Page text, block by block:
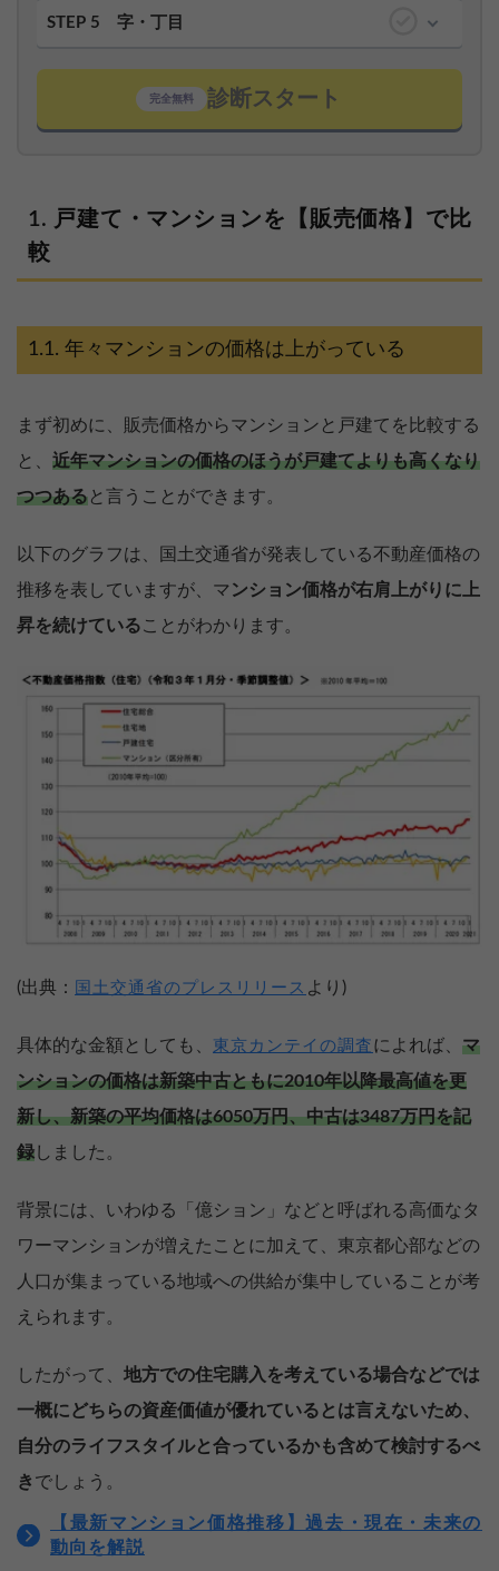
STEP 5 字・丁目
完全無料 診断スタート
戸建て・マンションを【販売価格】で比
較
年々マンションの価格は上がっている
まず初めに、販売価格からマンションと戸建てを比較する
と、 近年マンションの価格のほうが戸建てよりも高くなり
つつあると言うことができます。
以下のグラフは、国土交通省が発表している不動産価格の
推移を表していますが、マンション価格が右肩上がりに上
昇を続けていることがわかります。
(出典： 国土交通省のプレスリリース より)
具体的な金額としても、 東京カンテイの調査 によれば、 マ
ンションの価格は新築中古ともに2010年以降最高値を更
新し、新築の平均価格は6050万円、中古は3487万円を記
録 しました。
背景には、いわゆる「億ション」などと呼ばれる高価なタ
ワーマンションが増えたことに加えて、東京都心部などの
人口が集まっている地域への供給が集中していることが考
えられます。
したがって、 地方での住宅購入を考えている場合などでは
一概にどちらの資産価値が優れているとは言えないため、
自分のライフスタイルと合っているかも含めて検討するべ
き でしょう。
【最新マンション価格推移】過去・現在・未来の
動向を解説